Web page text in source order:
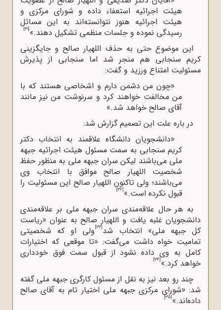
هیئت اجرائیه استعفاء داده و شورای مرکزی و
هیئت اجرائیه هنوز نتوانسته‌اند به این مسائل
رسیدگی نموده و جلسات منظمی تشکیل دهند.» [31]
این موضوع حتی به حذف اللهیار صالح و جایگزینی
کریم سنجابی هم منجر شد اما سنجابی از پذیرش
مسئولیت امتناع ورزید و گفت:
«چون من دشمن دارم و اشخاصی هستند که با
من مخالفت خواهند کرد و سرنوشت من نیز مانند
آقای صالح خواهد شد.»
در باره علت این تصمیم گزارش شد:
«دانشجویان دانشگاه علاقمند به انتخاب دکتر
کریم سنجابی به سمت مسئول هیئت اجرائیه جبهه
ملی می‌باشند لیکن سران جبهه ملی به منظور حفظ
شخصیت اللهیار صالح موافق با انتخاب وی
می‌باشند؛ ولی تاکنون اللهیار صالح این مسئولیت را
قبول نکرده است.» [32]
به هر حال علاقه‌مندی سران جبهه ملی بر علاقه‌مندی
دانشجویان غلبه یافت و اللهیار صالح به عنوان «ریاست
کل جبهه ملی» انتخاب شد [33] ولی او که شخصیتی
تمامیت خواه داشت می‌گفت: «تا موقعی که اختیارات
کامل به وی داده نشود از قبول سمت فوق خودداری
خواهد کرد.» [34]
چند رو بعد نیز به نقل از مسئول کارگری جبهه ملی گفته
شد: «شورای مرکزی جبهه ملی اختیار تام به آقای صالح
داده‌اند.» [35]